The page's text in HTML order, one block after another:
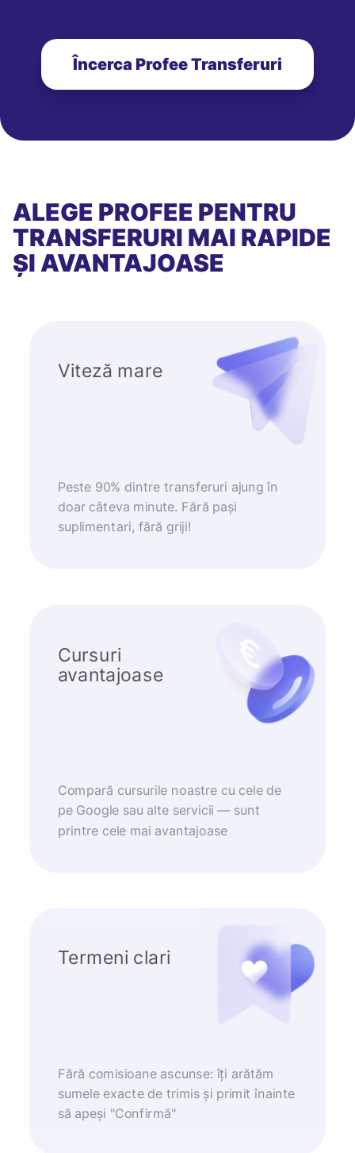
Încerca Profee Transferuri
ALEGE PROFEE PENTRU
TRANSFERURI MAI RAPIDE
ȘI AVANTAJOASE
Viteză mare
Peste 90% dintre transferuri ajung în
doar câteva minute. Fără pași
suplimentari, fără griji!
Cursuri
avantajoase
Compară cursurile noastre cu cele de
pe Google sau alte servicii — sunt
printre cele mai avantajoase
Termeni clari
Fără comisioane ascunse: îți arătăm
sumele exacte de trimis și primit înainte
să apeși "Confirmă"